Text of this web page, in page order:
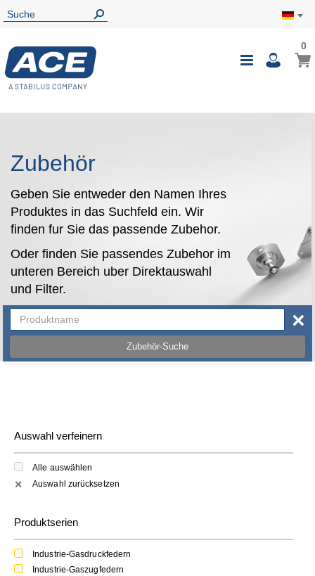
00
Zubehör
Geben Sie entweder den Namen Ihres
Produktes in das Suchfeld ein. Wir
finden fur Sie das passende Zubehor.
Oder finden Sie passendes Zubehor im
unteren Bereich uber Direktauswahl
und Filter.
Zubehör-Suche
×
Auswahl verfeinern
Alle auswählen
✕ Auswahl zurücksetzen
Produktserien
Industrie-Gasdruckfedern
Industrie-Gaszugfedern